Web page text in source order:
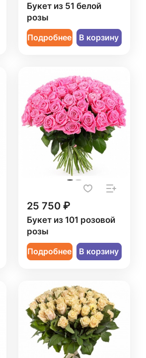
Букет из 51 белой
розы
Подробнее В корзину
25 750 ₽
Букет из 101 розовой
розы
Подробнее В корзину